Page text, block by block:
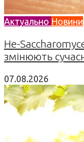
Актуально Новини
Не-
змінюють
07.08.2026